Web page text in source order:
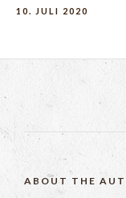
10. JULI 2020
ABOUT THE